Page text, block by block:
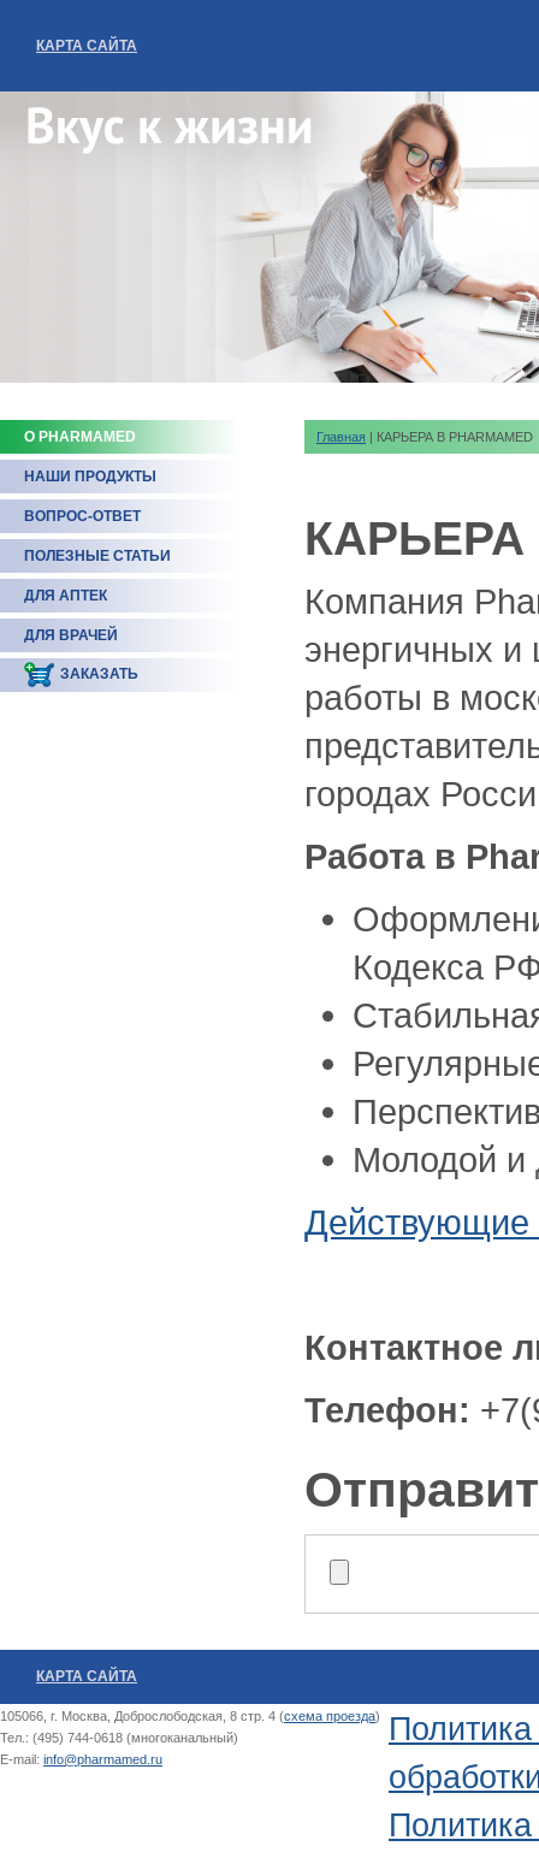
КАРТА САЙТА
О PHARMAMED
НАШИ ПРОДУКТЫ
ВОПРОС-ОТВЕТ
ПОЛЕЗНЫЕ СТАТЬИ
ДЛЯ АПТЕК
ДЛЯ ВРАЧЕЙ
ЗАКАЗАТЬ
Главная | КАРЬЕРА В PHARMAMED
КАРЬЕРА
Компания
энергичных и
работы в
городах
Работа в
Кодекса
Молодой и
Действующие
Контактное
Телефон:
КАРТА САЙТА
105066, г. Москва, Доброслободская, 8 стр. 4 (схема проезда)
Тел.: (495) 744-0618 (многоканальный)
E-mail: info@pharmamed.ru